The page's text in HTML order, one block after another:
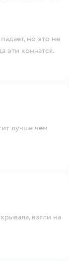
но это не
эти кончатся.
лучше чем
взяли на